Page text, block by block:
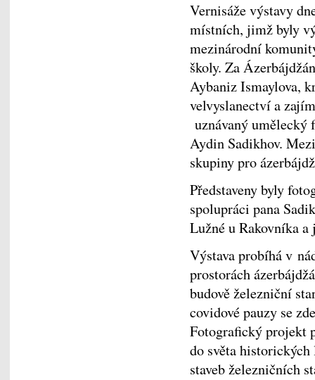
Vernisáže výstavy
místních, jimž byly
mezinárodní
školy. Za
Aybaniz Ismaylova,
velvyslanectví a
uznávaný umělecký
Aydin Sadikhov.
skupiny pro
Představeny byly
spolupráci pana
Lužné u Rakovníka a
Výstava probíhá v
prostorách
budově železniční
covidové pauzy se
Fotografický projekt
do světa
staveb železničních